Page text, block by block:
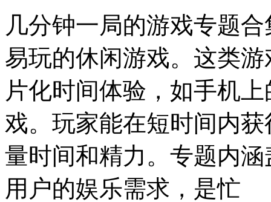
几分钟一局的游戏专题
易玩的休闲游戏。这类
片化时间体验，如手机
戏。玩家能在短时间内
量时间和精力。专题内
用户的娱乐需求，是忙